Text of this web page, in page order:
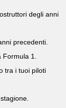
degli anni
precedenti.
1.
tra i tuoi piloti